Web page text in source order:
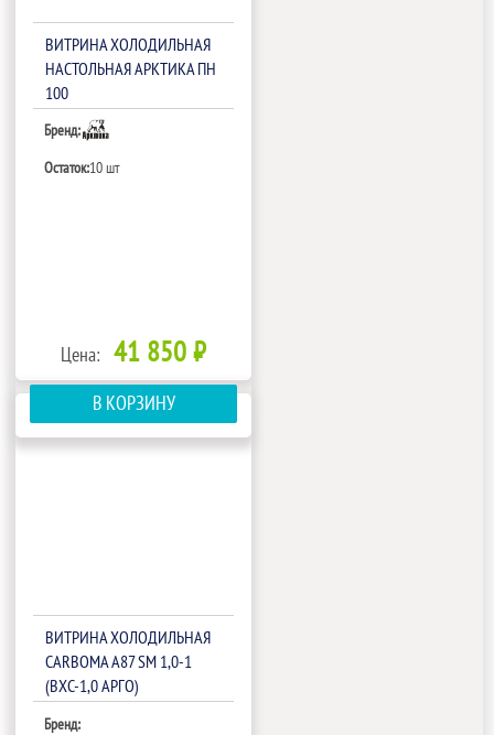
ВИТРИНА ХОЛОДИЛЬНАЯ
НАСТОЛЬНАЯ АРКТИКА ПН
100
Бренд:
Остаток:10 шт
Цена: 41 850 ₽
В КОРЗИНУ
ВИТРИНА ХОЛОДИЛЬНАЯ
CARBOMA A87 SM 1,0-1
(ВХС-1,0 АРГО)
Бренд: